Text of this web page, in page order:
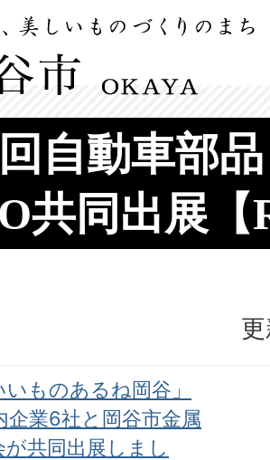
自動車部
共同出展【
いものあるね岡谷」
企業6社と岡谷市金属
が共同出展しまし